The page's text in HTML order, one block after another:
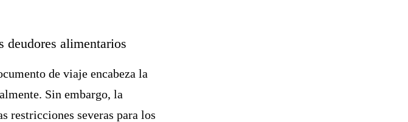
deudores alimentarios
de viaje encabeza la
Sin embargo, la
restricciones severas para los